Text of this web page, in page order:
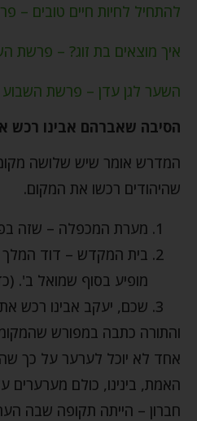
להתחיל לחיות חיים טובים –
איך מוצאים בת זוג? – פרשת
השער לגן עדן – פרשת השבוע
הסיבה שאברהם אבינו רכש
המדרש אומר שיש שלושה
שהיהודים רכשו את המקום.
מערת המכפלה – שזה
בית המקדש – דוד המלך
מופיע בסוף שמואל ב'. (כד'
שכם, יעקב אבינו רכש את
והתורה כתבה במפורש
אחד לא יוכל לערער על כך שהם
האמת, בינינו, כולם מערערים על
חברון – הייתה תקופה שבה